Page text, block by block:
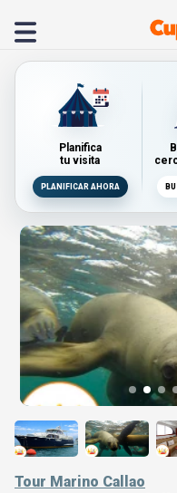
Planifica
tu visita
PLANIFICAR AHORA
Tour Marino Callao